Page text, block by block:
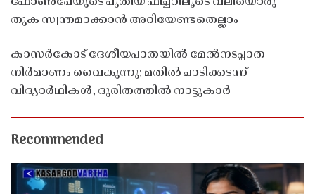
തുക സ്വന്തമാക്കാൻ അറിയേണ്ടതെല്ലാം
കാസർകോട് ദേശീയപാതയിൽ മേൽനടപ്പാത
നിർമാണം വൈകുന്നു; മതിൽ ചാടിക്കടന്ന്
വിദ്യാർഥികൾ, ദുരിതത്തിൽ നാട്ടുകാർ
Recommended